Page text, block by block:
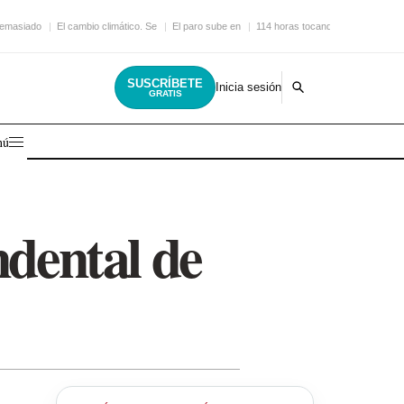
El cambio climático. Se El paro sube en 114 horas tocando la
SUSCRÍBETE
GRATIS Inicia sesión
de